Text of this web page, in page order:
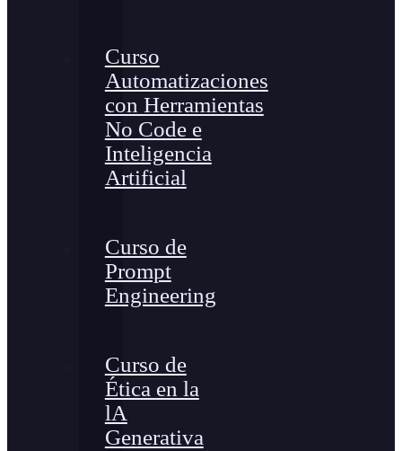
Curso
Automatizaciones
con Herramientas
No Code e
Inteligencia
Artificial
Curso de
Prompt
Engineering
Curso de
Ética en la
lA
Generativa